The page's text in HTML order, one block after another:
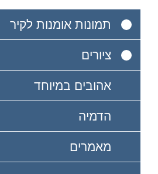
תמונות אומנות לקיר
ציורים
אהובים במיוחד
הדמיה
מאמרים